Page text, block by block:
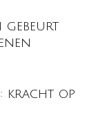
gebeurt
kracht op